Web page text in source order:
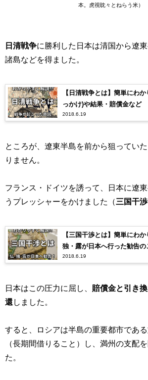
本。虎視眈々とねらう米）
日清戦争に勝利した日本は清国から遼
諸島などを得ました。
【日清戦争とは】簡単にわ
っかけ)や結果・賠償金など
2018.6.19
ところが、遼東半島を前から狙ってい
りません。
フランス・ドイツを誘って、日本に遼
うプレッシャーをかけました（三国干渉
【三国干渉とは】簡単にわ
独・露が日本へ行った勧告の
2018.6.19
日本はこの圧力に屈し、
賠償金と引き
還 しました。
すると、ロシアは半島の重要都市であ
（長期間借りること）し、満州の支配
た。